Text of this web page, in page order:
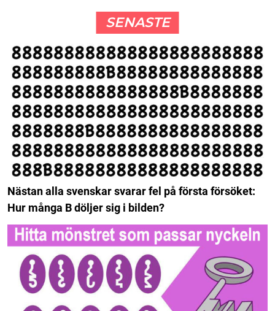
SENASTE
Nästan alla svenskar svarar fel på första försöket:
Hur många B döljer sig i bilden?